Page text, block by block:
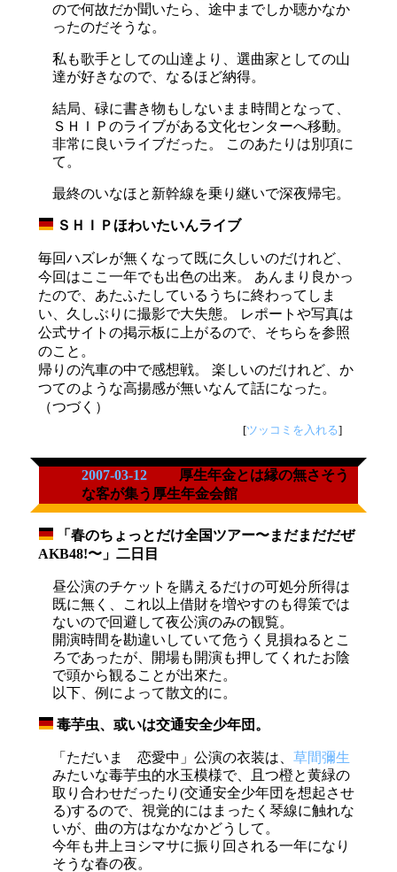
ので何故だか聞いたら、途中までしか聴かなか
ったのだそうな。
私も歌手としての山達より、選曲家としての山
達が好きなので、なるほど納得。
結局、碌に書き物もしないまま時間となって、
ＳＨＩＰのライブがある文化センターへ移動。
非常に良いライブだった。 このあたりは別項に
て。
最終のいなほと新幹線を乗り継いで深夜帰宅。
ＳＨＩＰほわいたいんライブ
毎回ハズレが無くなって既に久しいのだけれど、
今回はここ一年でも出色の出来。 あんまり良かっ
たので、あたふたしているうちに終わってしま
い、久しぶりに撮影で大失態。 レポートや写真は
公式サイトの掲示板に上がるので、そちらを参照
のこと。
帰りの汽車の中で感想戦。 楽しいのだけれど、か
つてのような高揚感が無いなんて話になった。
（つづく）
[ツッコミを入れる]
2007-03-12
厚生年金とは縁の無さそう
な客が集う厚生年金会館
「春のちょっとだけ全国ツアー〜まだまだだぜ
AKB48!〜」二日目
昼公演のチケットを購えるだけの可処分所得は
既に無く、これ以上借財を増やすのも得策では
ないので回避して夜公演のみの観覧。
開演時間を勘違いしていて危うく見損ねるとこ
ろであったが、開場も開演も押してくれたお陰
で頭から観ることが出來た。
以下、例によって散文的に。
毒芋虫、或いは交通安全少年団。
「ただいま 恋愛中」公演の衣装は、 草間彌生
みたいな毒芋虫的水玉模様で、且つ橙と黄緑の
取り合わせだったり(交通安全少年団を想起させ
る)するので、視覚的にはまったく琴線に触れな
いが、曲の方はなかなかどうして。
今年も井上ヨシマサに振り回される一年になり
そうな春の夜。